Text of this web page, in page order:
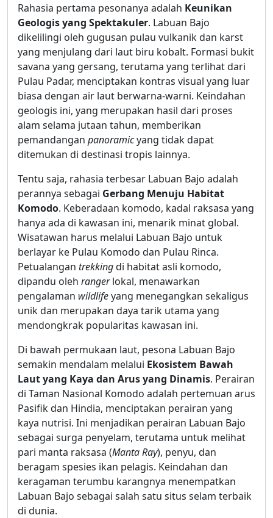
Rahasia pertama pesonanya adalah Keunikan
Geologis yang Spektakuler. Labuan Bajo
dikelilingi oleh gugusan pulau vulkanik dan karst
yang menjulang dari laut biru kobalt. Formasi bukit
savana yang gersang, terutama yang terlihat dari
Pulau Padar, menciptakan kontras visual yang luar
biasa dengan air laut berwarna-warni. Keindahan
geologis ini, yang merupakan hasil dari proses
alam selama jutaan tahun, memberikan
pemandangan panoramicyang tidak dapat
ditemukan di destinasi tropis lainnya.
Tentu saja, rahasia terbesar Labuan Bajo adalah
perannya sebagai Gerbang Menuju Habitat
Komodo. Keberadaan komodo, kadal raksasa yang
hanya ada di kawasan ini, menarik minat global.
Wisatawan harus melalui Labuan Bajo untuk
berlayar ke Pulau Komodo dan Pulau Rinca.
Petualangan trekkingdi habitat asli komodo,
dipandu oleh rangerlokal, menawarkan
pengalaman wildlifeyang menegangkan sekaligus
unik dan merupakan daya tarik utama yang
mendongkrak popularitas kawasan ini.
Di bawah permukaan laut, pesona Labuan Bajo
semakin mendalam melalui Ekosistem Bawah
Laut yang Kaya dan Arus yang Dinamis. Perairan
di Taman Nasional Komodo adalah pertemuan arus
Pasifik dan Hindia, menciptakan perairan yang
kaya nutrisi. Ini menjadikan perairan Labuan Bajo
sebagai surga penyelam, terutama untuk melihat
pari manta raksasa (Manta Ray), penyu, dan
beragam spesies ikan pelagis. Keindahan dan
keragaman terumbu karangnya menempatkan
Labuan Bajo sebagai salah satu situs selam terbaik
di dunia.